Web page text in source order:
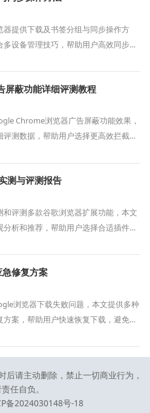
器提供下载及书签分组与同步操作方
多设备管理技巧，帮助用户高效同步和
蔽功能详细评测教程
Chrome浏览器广告屏蔽功能效果，
评测数据，帮助用户选择更高效拦截方
测与评测报告
和评测多款谷歌浏览器扩展功能，本文
分析和推荐，帮助用户选择合适插件，
修复方案
浏览器下载失败问题，本文提供多种
方案，帮助用户快速恢复下载，避免长
后请主动删除，禁止一切商业行为，
任自负。
备2024030148号-18